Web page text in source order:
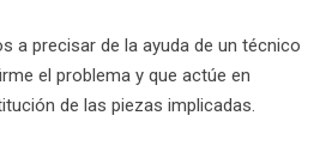
a precisar de la ayuda de un técnico
el problema y que actúe en
de las piezas implicadas.